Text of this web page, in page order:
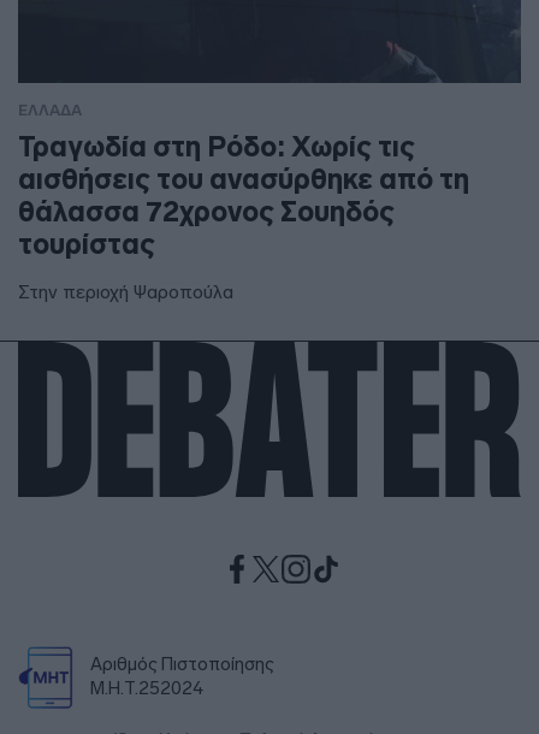
ΕΛΛΑΔΑ
Τραγωδία στη Ρόδο: Χωρίς τις
αισθήσεις του ανασύρθηκε από τη
θάλασσα 72χρονος Σουηδός
τουρίστας
Στην περιοχή Ψαροπούλα
Αριθμός Πιστοποίησης
Μ.Η.Τ.252024